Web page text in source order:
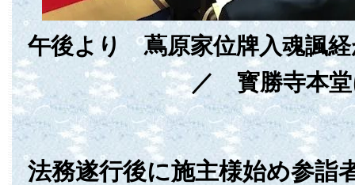
午後より 蔦原家位牌入魂諷
／ 寳勝寺本堂
法務遂行後に施主様始め参詣